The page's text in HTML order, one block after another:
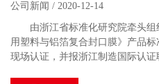
公司新闻 / 2020-12-14
由浙江省标准化研究院牵头组
用塑料与铝箔复合封口膜》产品
现场认证，并报浙江制造国际认证